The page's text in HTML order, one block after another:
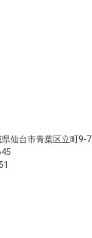
仙台市青葉区立町9-7